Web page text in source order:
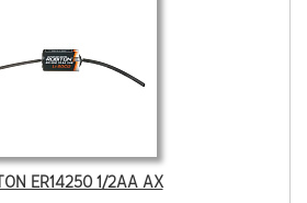
ER14250 1/2AA AX